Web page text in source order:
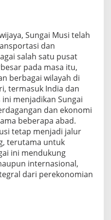
Sungai Musi telah
dan
salah satu pusat
pada masa itu,
berbagai wilayah di
termasuk India dan
menjadikan Sungai
dan ekonomi
beberapa abad.
tetap menjadi jalur
terutama untuk
ini mendukung
internasional,
dari perekonomian